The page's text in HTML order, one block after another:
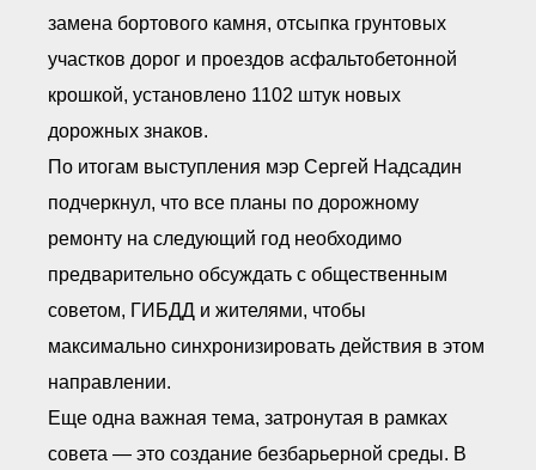
замена бортового камня, отсыпка грунтовых
участков дорог и проездов асфальтобетонной
крошкой, установлено 1102 штук новых
дорожных знаков.
По итогам выступления мэр Сергей Надсадин
подчеркнул, что все планы по дорожному
ремонту на следующий год необходимо
предварительно обсуждать с общественным
советом, ГИБДД и жителями, чтобы
максимально синхронизировать действия в этом
направлении.
Еще одна важная тема, затронутая в рамках
совета — это создание безбарьерной среды. В